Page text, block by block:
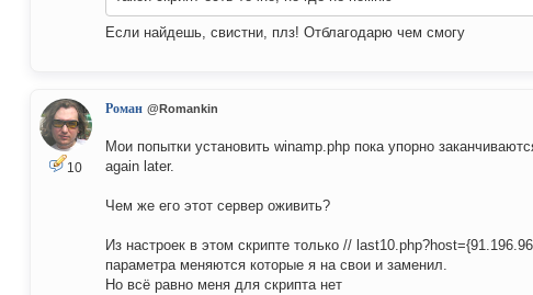
Если найдешь, свистни, плз! Отблагодарю чем смогу
10
Роман @Romankin
Мои попытки установить winamp.php пока упорно
again later.
Чем же его этот сервер оживить?
Из настроек в этом скрипте только //
параметра меняются которые я на свои и заменил.
Но всё равно меня для скрипта нет